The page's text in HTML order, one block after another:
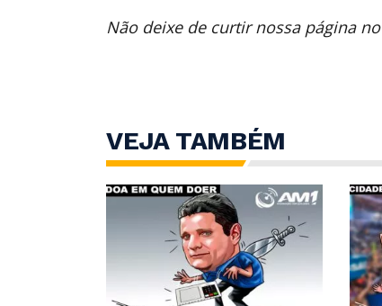
Não deixe de curtir nossa página no
VEJA TAMBÉM